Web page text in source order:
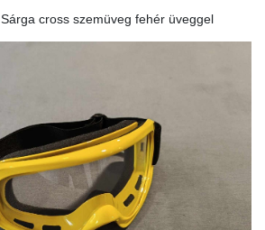
Sárga cross szemüveg fehér üveggel